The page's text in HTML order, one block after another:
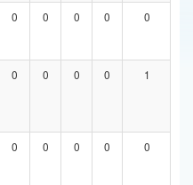
0 0 0 0 0
0 0 0 0 1
0 0 0 0 0